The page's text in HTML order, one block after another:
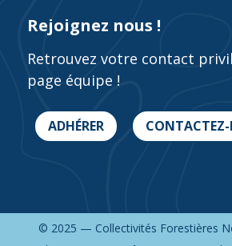
Rejoignez nous !
Retrouvez votre contact
page équipe !
ADHÉRER
© 2025 — Collectivités Forestières